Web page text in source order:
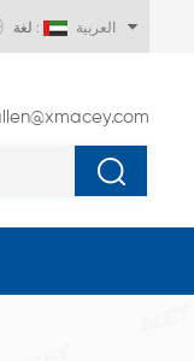
لغة : العربية